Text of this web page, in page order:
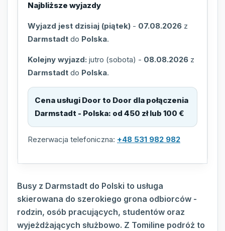
Najbliższe wyjazdy
Wyjazd jest dzisiaj (piątek) - 07.08.2026 z
Darmstadt do Polska.
Kolejny wyjazd: jutro (sobota) - 08.08.2026 z
Darmstadt do Polska.
Cena usługi Door to Door dla połączenia
Darmstadt - Polska: od 450 zł lub 100 €
Rezerwacja telefoniczna: +48 531 982 982
Busy z Darmstadt do Polski to usługa
skierowana do szerokiego grona odbiorców -
rodzin, osób pracujących, studentów oraz
wyjeżdżających służbowo. Z Tomiline podróż to